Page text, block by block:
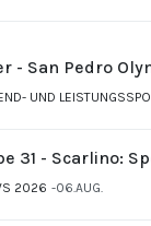
- San Pedro
UND
31 - Scarlino:
2026 06.AUG.